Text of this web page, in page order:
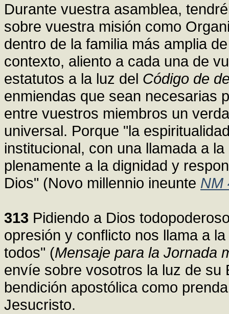
Durante vuestra asamblea,
sobre vuestra misión como
dentro de la familia más amplia
contexto, aliento a cada una de
estatutos a la luz del Código de
enmiendas que sean necesarias
entre vuestros miembros un
universal. Porque "la
institucional, con una llamada a
plenamente a la dignidad y
Dios" (Novo millennio ineunte NM
313 Pidiendo a Dios
opresión y conflicto nos llama a
todos" (Mensaje para la Jornada
envíe sobre vosotros la luz de su
bendición apostólica como
Jesucristo.